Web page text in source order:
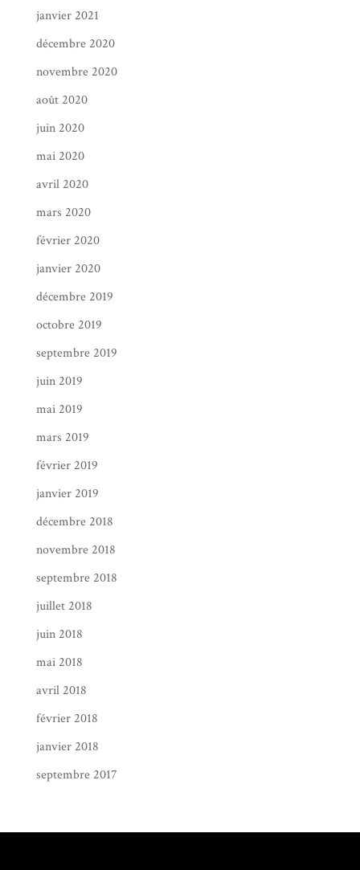
janvier 2021
décembre 2020
novembre 2020
août 2020
juin 2020
mai 2020
avril 2020
mars 2020
février 2020
janvier 2020
décembre 2019
octobre 2019
septembre 2019
juin 2019
mai 2019
mars 2019
février 2019
janvier 2019
décembre 2018
novembre 2018
septembre 2018
juillet 2018
juin 2018
mai 2018
avril 2018
février 2018
janvier 2018
septembre 2017